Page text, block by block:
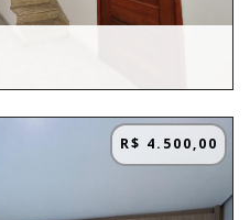
R$ 4.500,00